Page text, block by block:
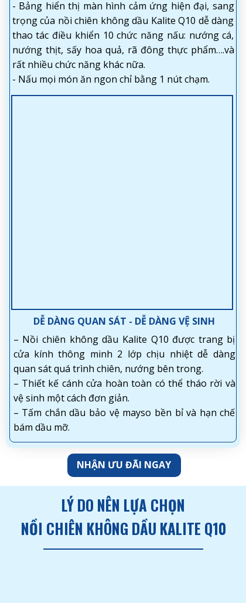
- Bảng hiển thị màn hình cảm ứng hiện đại, sang
trọng của nồi chiên không dầu Kalite Q10 dễ dàng
thao tác điều khiển 10 chức năng nấu: nướng cá,
nướng thịt, sấy hoa quả, rã đông thực phẩm….và
rất nhiều chức năng khác nữa.
- Nấu mọi món ăn ngon chỉ bằng 1 nút chạm.
DỄ DÀNG QUAN SÁT - DỄ DÀNG VỆ SINH
– Nồi chiên không dầu Kalite Q10 được trang bị
cửa kính thông minh 2 lớp chịu nhiệt dễ dàng
quan sát quá trình chiên, nướng bên trong.
– Thiết kế cánh cửa hoàn toàn có thể tháo rời và
vệ sinh một cách đơn giản.
– Tấm chắn dầu bảo vệ mayso bền bỉ và hạn chế
bám dầu mỡ.
NHẬN ƯU ĐÃI NGAY
LÝ DO NÊN LỰA CHỌN
NỒI CHIÊN KHÔNG DẦU KALITE Q10